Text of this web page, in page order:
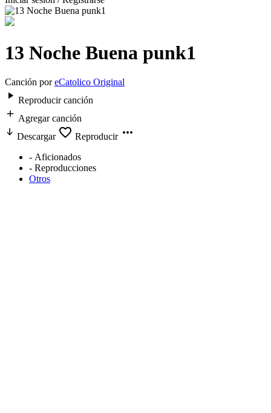
13 Noche Buena punk1
Canción poreCatolico Original
Reproducir canción
Agregar canción
Descargar
Reproducir
- Aficionados
- Reproducciones
Otros